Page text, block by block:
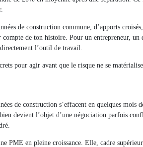
de construction commune, d’apports
de ton histoire. Pour un entrepreneur,
l’outil de travail.
pour agir avant que le risque ne se
de construction s’effacent en quelques mois
devient l’objet d’une négociation parfois
PME en pleine croissance. Elle, cadre